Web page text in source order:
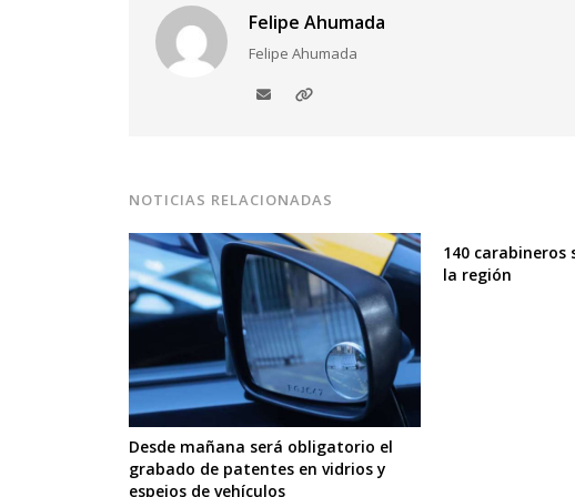
Felipe Ahumada
Felipe Ahumada
NOTICIAS RELACIONADAS
Desde mañana será obligatorio el
grabado de patentes en vidrios y
espejos de vehículos
140 carabineros
la región